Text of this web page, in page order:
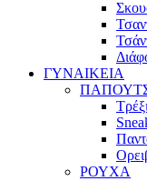
ΓΥΝΑΙΚΕΙΑ
ΡΟΥΧΑ